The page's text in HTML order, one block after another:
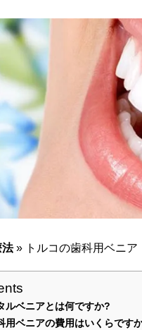
法» トルコの歯科用ベニア
ルベニアとは何ですか?
用ベニアの費用はいくらです